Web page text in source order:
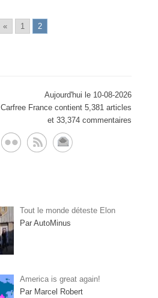
« 1 2
Aujourd'hui le 10-08-2026
Carfree France contient 5,381 articles
et 33,374 commentaires
Tout le monde déteste Elon
Par AutoMinus
America is great again!
Par Marcel Robert